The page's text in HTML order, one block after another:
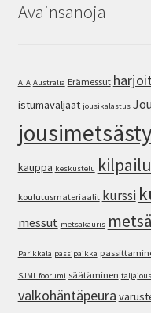
Avainsanoja
ATA Australia Erämessut
istumavaljaat jousikalastus
kauppa keskustelu
koulutusmateriaalit kurssi
messut metsäkauris
Parikkala passipaikka
SJML foorumi säätäminen
valkohäntäpeura